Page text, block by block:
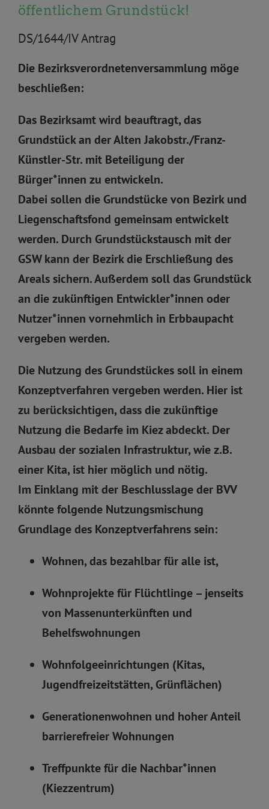
öffentlichem Grundstück!
DS/1644/IV Antrag
Die Bezirksverordnetenversammlung möge
beschließen:
Das Bezirksamt wird beauftragt, das
Grundstück an der Alten Jakobstr./Franz-
Künstler-Str. mit Beteiligung der
Bürger*innen zu entwickeln.
Dabei sollen die Grundstücke von Bezirk und
Liegenschaftsfond gemeinsam entwickelt
werden. Durch Grundstückstausch mit der
GSW kann der Bezirk die Erschließung des
Areals sichern. Außerdem soll das Grundstück
an die zukünftigen Entwickler*innen oder
Nutzer*innen vornehmlich in Erbbaupacht
vergeben werden.
Die Nutzung des Grundstückes soll in einem
Konzeptverfahren vergeben werden. Hier ist
zu berücksichtigen, dass die zukünftige
Nutzung die Bedarfe im Kiez abdeckt. Der
Ausbau der sozialen Infrastruktur, wie z.B.
einer Kita, ist hier möglich und nötig.
Im Einklang mit der Beschlusslage der BVV
könnte folgende Nutzungsmischung
Grundlage des Konzeptverfahrens sein:
Wohnen, das bezahlbar für alle ist,
Wohnprojekte für Flüchtlinge – jenseits
von Massenunterkünften und
Behelfswohnungen
Wohnfolgeeinrichtungen (Kitas,
Jugendfreizeitstätten, Grünflächen)
Generationenwohnen und hoher Anteil
barrierefreier Wohnungen
Treffpunkte für die Nachbar*innen
(Kiezzentrum)